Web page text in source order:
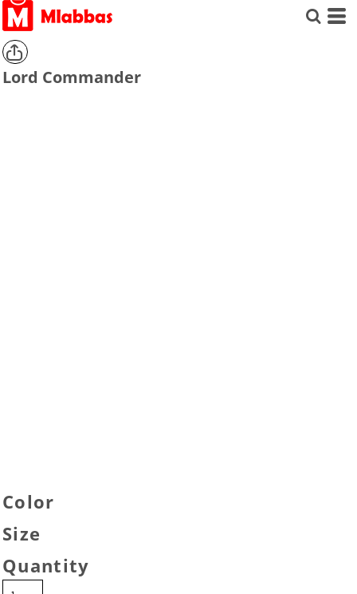
Lord Commander
Color
Size
Quantity